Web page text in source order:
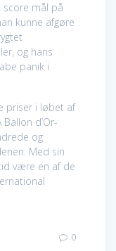
score mål på
kunne afgøre
og hans
panik i
priser i løbet af
d’Or-
og
Med sin
være en af de
0